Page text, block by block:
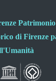
di Firenze